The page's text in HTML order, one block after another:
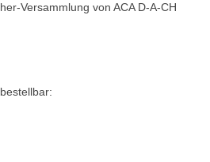
Versammlung von ACA D-A-CH